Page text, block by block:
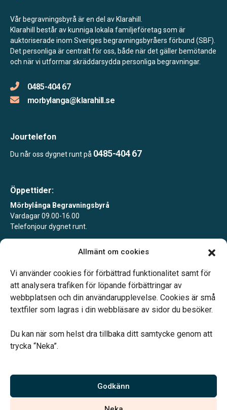
Allmänt om cookies
Vi använder cookies för förbättrad funktionalitet samt för
att analysera trafiken för löpande förbättringar av
webbplatsen och din användarupplevelse. Cookies är små
textfiler som lagras i din webbläsare av sidor du besöker.
Du kan när som helst dra tillbaka ditt samtycke genom att
trycka “Neka”.
Godkänn
Vår begravningsbyrå är en del av Klarahill.
Klarahill består av kunniga lokala familjeföretag som är
auktoriserade inom Sveriges begravningsbyråers förbund (SBF).
Det personliga är centralt för oss, både när det gäller bemötande
och när vi utformar skräddarsydda personliga begravningar.
0485-404 67
morbylanga@klarahill.se
Jourtelefon
Du når oss dygnet runt på 0485-404 67
Öppettider:
Mörbylånga Begravningsbyrå
Vardagar 09.00-16.00
Telefonjour dygnet runt.
Mörbylånga Begravningsbyrå Färjestaden
Telefonjour dygnet runt.
Vårt systerbolag Verahill hjälper dig med familjejuridiken –
Vi är auktoriserade av Sveriges Begravningsbyråers Förbund och
har högt ställda krav på utbildning, kvalitet, miljö och arbetsmiljö.